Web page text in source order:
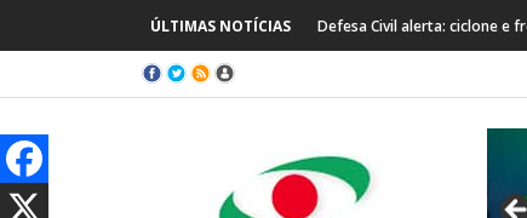
ÚLTIMAS NOTÍCIAS Defesa Civil alerta: ciclone e